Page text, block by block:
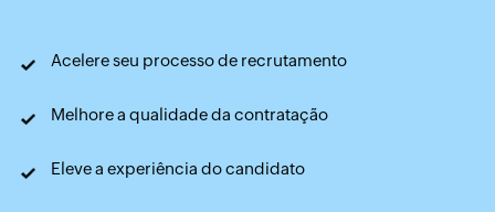
Acelere seu processo de recrutamento
Melhore a qualidadeda contratação
Elevea experiência do candidato